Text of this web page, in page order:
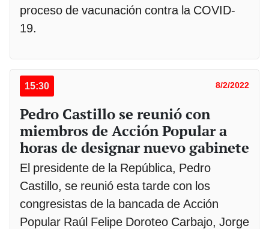
proceso de vacunación contra la COVID-
19.
15:30 8/2/2022
Pedro Castillo se reunió con
miembros de Acción Popular a
horas de designar nuevo gabinete
El presidente de la República, Pedro
Castillo, se reunió esta tarde con los
congresistas de la bancada de Acción
Popular Raúl Felipe Doroteo Carbajo, Jorge